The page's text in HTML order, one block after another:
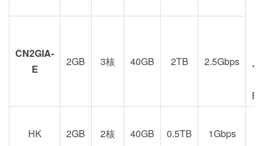
CN2GIA-
E
2GB 3核 40GB 2TB 2.5Gbps
HK 2GB 2核 40GB 0.5TB 1Gbps